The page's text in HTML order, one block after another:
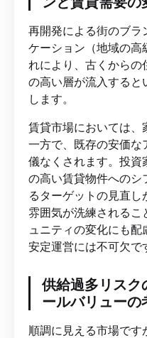
再開発による街のブラ
ケーション（地域の高
れにより、古くから
の高い層が流入すると
します。
賃貸市場においては、
一方で、既存の安価な
儀なくされます。投資
の高い賃貸物件へのシ
るターゲットの見直
雰囲気が洗練されるこ
ュニティの変化にも
安定運営には不可欠で
供給過多リスク
ールバリューの
順調に見える市場で